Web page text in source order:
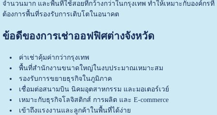
จำนวนมาก และพื้นที่ใช้สอยที่กว้างกว่าในกรุงเทพ ทำให้เหมาะกับองค์กรที่
ต้องการพื้นที่รองรับการเติบโตในอนาคต
ข้อดีของการเช่าออฟฟิศต่างจังหวัด
ค่าเช่าคุ้มค่ากว่ากรุงเทพ
พื้นที่สำนักงานขนาดใหญ่ในงบประมาณเหมาะสม
รองรับการขยายธุรกิจในภูมิภาค
เชื่อมต่อสนามบิน นิคมอุตสาหกรรม และมอเตอร์เวย์
เหมาะกับธุรกิจโลจิสติกส์ การผลิต และ E-commerce
เข้าถึงแรงงานและลูกค้าในพื้นที่ได้ง่าย